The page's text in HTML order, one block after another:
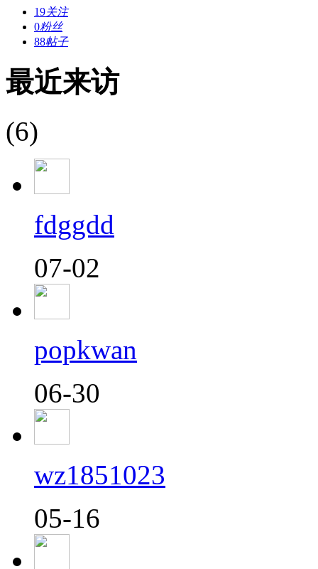
19关注
0粉丝
88帖子
最近来访
(6)
fdggdd
07-02
popkwan
06-30
wz1851023
05-16